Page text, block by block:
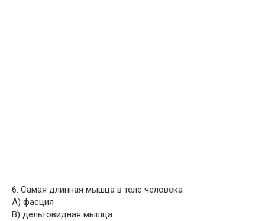
6. Самая длинная мышца в теле человека
A) фасция
B) дельтовидная мышца